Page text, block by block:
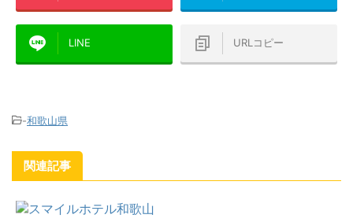
LINE URLコピー
-和歌山県
関連記事